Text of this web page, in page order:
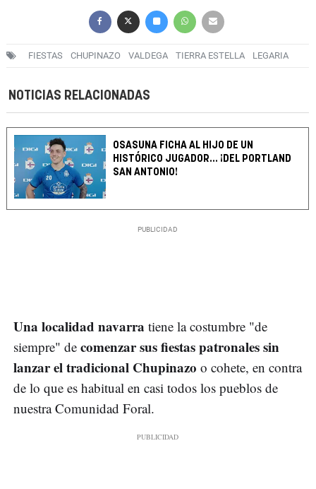
FIESTAS CHUPINAZO VALDEGA TIERRA ESTELLA LEGARIA
NOTICIAS RELACIONADAS
OSASUNA FICHA AL HIJO DE UN
HISTÓRICO JUGADOR... ¡DEL PORTLAND
SAN ANTONIO!
Una localidad navarra tiene la costumbre "de
siempre" de comenzar sus fiestas patronales sin
lanzar el tradicional Chupinazo o cohete, en contra
de lo que es habitual en casi todos los pueblos de
nuestra Comunidad Foral.